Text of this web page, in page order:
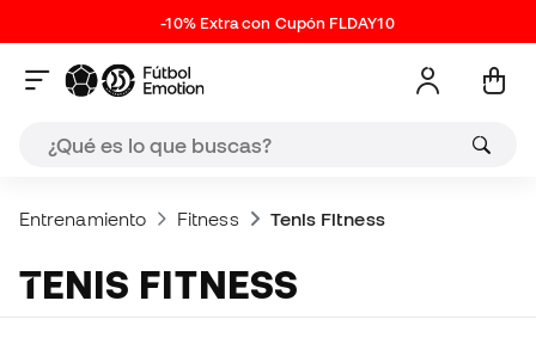
-10% Extra con Cupón FLDAY10
Entrenamiento Fitness Tenis Fitness
TENIS FITNESS